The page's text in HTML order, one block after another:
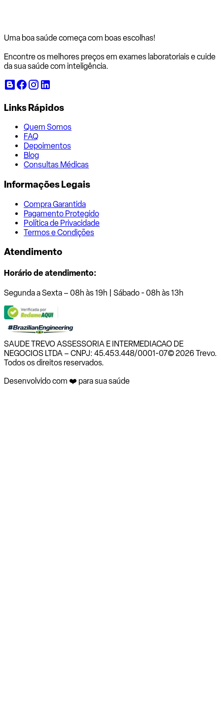
Uma boa saúde começa com boas escolhas!
Encontre os melhores preços em exames laboratoriais e cuide
da sua saúde com inteligência.
Links Rápidos
Quem Somos
FAQ
Depoimentos
Blog
Consultas Médicas
Informações Legais
Compra Garantida
Pagamento Protegido
Política de Privacidade
Termos e Condições
Atendimento
Horário de atendimento:
Segunda a Sexta – 08h às 19h | Sábado - 08h às 13h
SAUDE TREVO ASSESSORIA E INTERMEDIACAO DE
NEGOCIOS LTDA – CNPJ: 45.453.448/0001-07© 2026 Trevo.
Todos os direitos reservados.
Desenvolvido com ❤️ para sua saúde